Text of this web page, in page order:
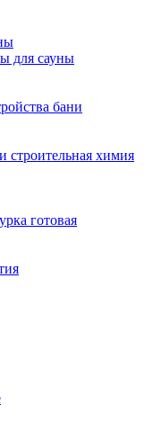
для сауны
бани
строительная химия
готовая